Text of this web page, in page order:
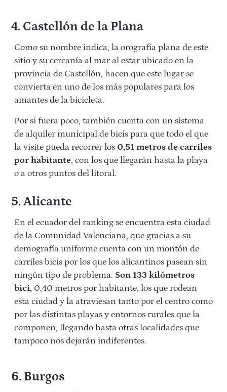
4. Castellón de la Plana
Como su nombre indica, la orografía plana de este
sitio y su cercanía al mar al estar ubicado en la
provincia de Castellón, hacen que este lugar se
convierta en uno de los más populares para los
amantes de la bicicleta.
Por si fuera poco, también cuenta con un sistema
de alquiler municipal de bicis para que todo el que
la visite pueda recorrer los 0,51 metros de carriles
por habitante, con los que llegarán hasta la playa
o a otros puntos del litoral.
5. Alicante
En el ecuador del ranking se encuentra esta ciudad
de la Comunidad Valenciana, que gracias a su
demografía uniforme cuenta con un montón de
carriles bicis por los que los alicantinos pasean sin
ningún tipo de problema. Son 133 kilómetros
bici, 0,40 metros por habitante, los que rodean
esta ciudad y la atraviesan tanto por el centro como
por las distintas playas y entornos rurales que la
componen, llegando hasta otras localidades que
tampoco nos dejarán indiferentes.
6. Burgos